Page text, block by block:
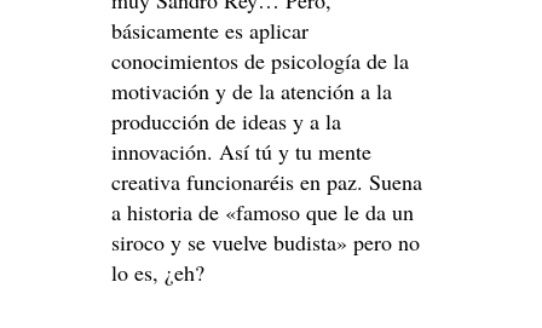
básicamente es aplicar
conocimientos de psicología de la
motivación y de la atención a la
producción de ideas y a la
innovación. Así tú y tu mente
creativa funcionaréis en paz. Suena
a historia de «famoso que le da un
siroco y se vuelve budista» pero no
lo es, ¿eh?